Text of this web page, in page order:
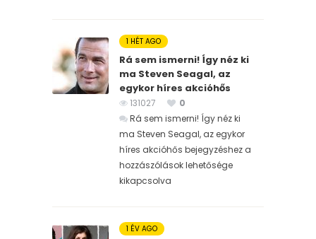
1 HÉT AGO
Rá sem ismerni! Így néz ki
ma Steven Seagal, az
egykor híres akcióhős
131027
0
Rá sem ismerni! Így néz ki
ma Steven Seagal, az egykor
híres akcióhős bejegyzéshez a
hozzászólások lehetősége
kikapcsolva
1 ÉV AGO